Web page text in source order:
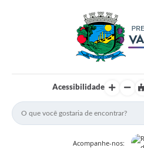
Acessibilidade
Acompanhe-nos: